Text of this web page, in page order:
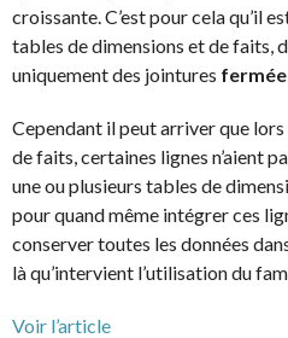
croissante. C’est pour cela qu’il
tables de dimensions et de faits,
uniquement des jointures
Cependant il peut arriver que lors
de faits, certaines lignes n’aient
une ou plusieurs tables de
pour quand même intégrer ces
conserver toutes les données
là qu’intervient l’utilisation du
Voir l’article